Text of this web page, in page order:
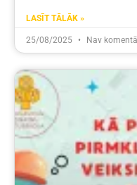
LASĪT TĀLĀK »
25/08/2025 Nav